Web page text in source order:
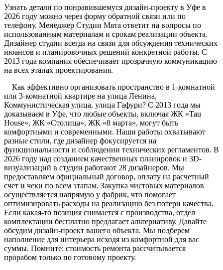
Узнать детали по понравившемуся дизайн-проекту в Уфе в
2026 году можно через форму обратной связи или по
телефону. Менеджер Студии Мята ответит на вопросы по
использованным материалам и срокам реализации объекта.
Дизайнер студии всегда на связи для обсуждения технических
нюансов и планировочных решений конкретной работы. С
2013 года компания обеспечивает прозрачную коммуникацию
на всех этапах проектирования.
Как эффективно организовать пространство в 1-комнатной
или 3-комнатной квартире на улица Ленина,
Коммунистическая улица, улица Гафури? С 2013 года мы
доказываем в Уфе, что любые объекты, включая ЖК «Tau
House», ЖК «Столица», ЖК «8 марта», могут быть
комфортными и современными. Наши работы охватывают
разные стили, где дизайнер фокусируется на
функциональности и соблюдении технических регламентов. В
2026 году над созданием качественных планировок и 3D-
визуализаций в студии работают 28 дизайнеров. Мы
предоставляем официальный договор, оплату на расчетный
счет и чеки по всем этапам. Закупка чистовых материалов
осуществляется напрямую у фабрик, что помогает
оптимизировать расходы на реализацию без потери качества.
Если какая-то позиция снимается с производства, отдел
комплектации бесплатно предлагает альтернативу. Давайте
обсудим дизайн-проект вашего объекта. Мы подберем
наполнение для интерьера исходя из комфортной для вас
суммы. Помните: стоимость ремонта рассчитывается
прорабом только по готовому проекту.